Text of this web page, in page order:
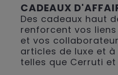
CADEAUX
Des cadeaux haut
renforcent vos
et vos
articles de luxe et
telles que Cerruti et